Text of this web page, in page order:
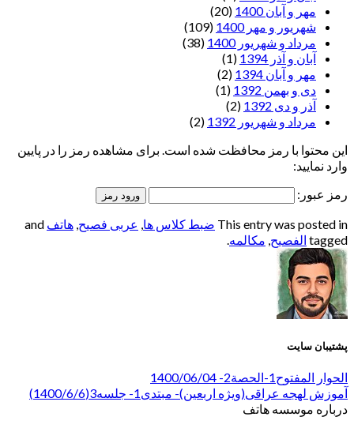
مهر و آبان 1400
(20)
شهریور و مهر 1400
(109)
مرداد و شهریور 1400
(38)
آبان و آذر 1394
(1)
مهر و آبان 1394
(2)
دی و بهمن 1392
(1)
آذر و دی 1392
(2)
مرداد و شهریور 1392
(2)
این محتوا با رمز محافظت شده است. برای مشاهده رمز را در پایین
وارد نمایید:
رمز عبور:
This entry was posted in ضبط کلاس ها, عربی فصیح, هاتف and
tagged الفصيح, مکالمه.
پشتیبان سایت
الحوار المفتوح1-الحصة2- 1400/06/04
آموزش لهجه عراقی(ویژه اربعین)- مبتدی1- جلسه3(1400/6/6)
درباره موسسه هاتف